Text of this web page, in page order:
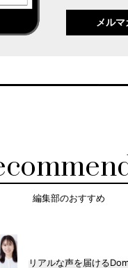
メル
編集部のおすすめ
リアルな声を届ける